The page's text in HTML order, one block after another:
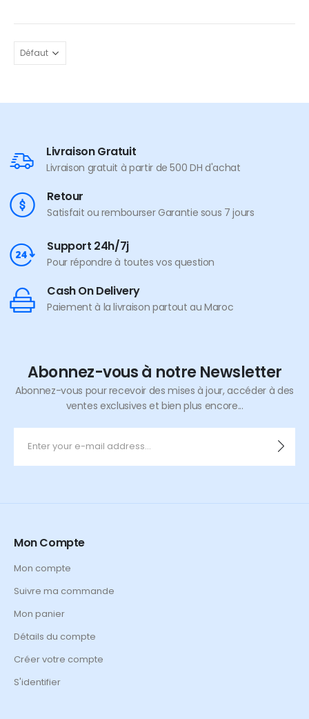
Livraison Gratuit
Livraison gratuit à partir de 500 DH d'achat
Retour
Satisfait ou rembourser Garantie sous 7 jours
Support 24h/7j
Pour répondre à toutes vos question
Cash On Delivery
Paiement à la livraison partout au Maroc
Abonnez-vous à notre Newsletter
Abonnez-vous pour recevoir des mises à jour, accéder à des
ventes exclusives et bien plus encore...
Mon Compte
Mon compte
Suivre ma commande
Mon panier
Détails du compte
Créer votre compte
S'identifier